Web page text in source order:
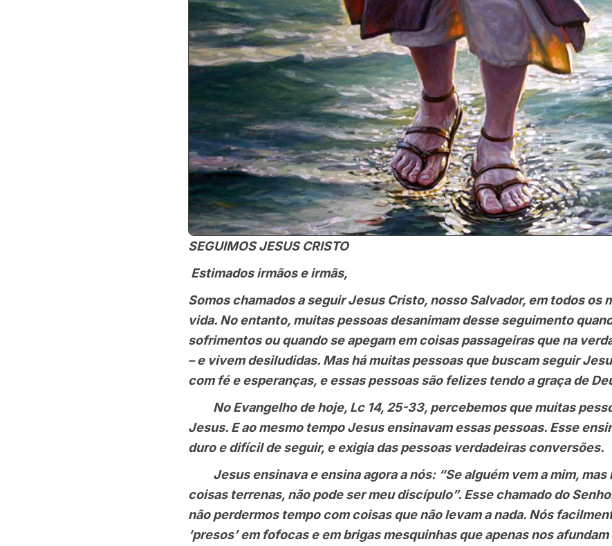
SEGUIMOS JESUS CRISTO
Estimados irmãos e irmãs,
Somos chamados a seguir Jesus Cristo, nosso Salvador, em todos os
vida. No entanto, muitas pessoas desanimam desse seguimento
sofrimentos ou quando se apegam em coisas passageiras que na
– e vivem desiludidas. Mas há muitas pessoas que buscam seguir
com fé e esperanças, e essas pessoas são felizes tendo a graça de
No Evangelho de hoje, Lc 14, 25-33, percebemos que muitas
Jesus. E ao mesmo tempo Jesus ensinavam essas pessoas. Esse
duro e difícil de seguir, e exigia das pessoas verdadeiras conversões.
Jesus ensinava e ensina agora a nós: “Se alguém vem a mim, mas
coisas terrenas, não pode ser meu discípulo”. Esse chamado do
não perdermos tempo com coisas que não levam a nada. Nós
‘presos’ em fofocas e em brigas mesquinhas que apenas nos